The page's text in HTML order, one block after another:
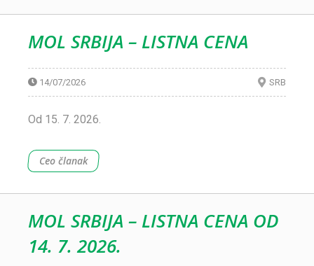
MOL SRBIJA – LISTNA CENA
14/07/2026 SRB
Od 15. 7. 2026.
Ceo članak
MOL SRBIJA – LISTNA CENA OD
14. 7. 2026.